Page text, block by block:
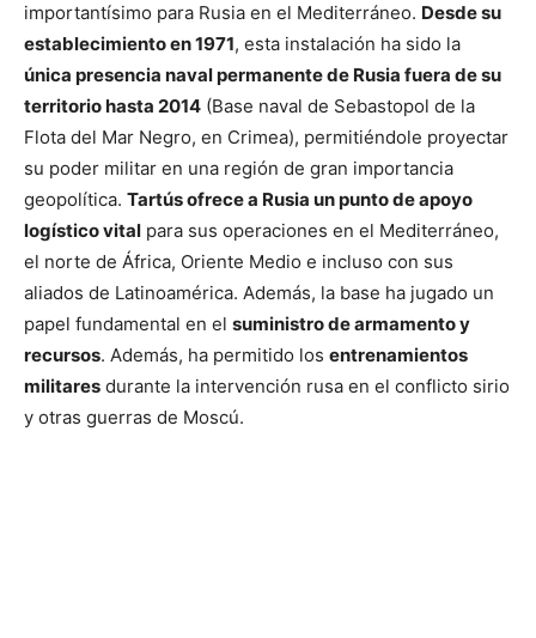
importantísimo para Rusia en el Mediterráneo. Desde su
establecimiento en 1971, esta instalación ha sido la
única presencia naval permanente de Rusia fuera de su
territorio hasta 2014 (Base naval de Sebastopol de la
Flota del Mar Negro, en Crimea), permitiéndole proyectar
su poder militar en una región de gran importancia
geopolítica. Tartús ofrece a Rusia un punto de apoyo
logístico vital para sus operaciones en el Mediterráneo,
el norte de África, Oriente Medio e incluso con sus
aliados de Latinoamérica. Además, la base ha jugado un
papel fundamental en el suministro de armamento y
recursos. Además, ha permitido los entrenamientos
militares durante la intervención rusa en el conflicto sirio
y otras guerras de Moscú.